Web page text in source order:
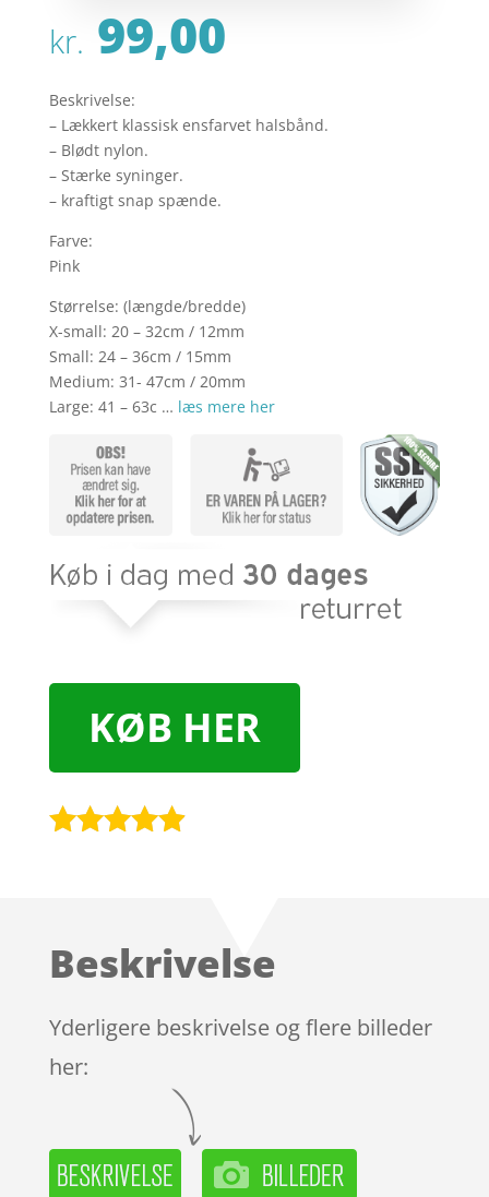
kr. 99,00
Beskrivelse:
– Lækkert klassisk ensfarvet halsbånd.
– Blødt nylon.
– Stærke syninger.
– kraftigt snap spænde.
Farve:
Pink
Størrelse: (længde/bredde)
X-small: 20 – 32cm / 12mm
Small: 24 – 36cm / 15mm
Medium: 31- 47cm / 20mm
Large: 41 – 63c … læs mere her
KØB HER
kundebedø
Beskrivelse
Yderligere beskrivelse og flere billeder
her: